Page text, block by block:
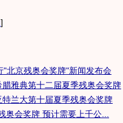
]
"北京残奥会奖牌"新闻发布会
雅典第十二届夏季残奥会奖牌
兰大第十届夏季残奥会奖牌
奥会奖牌 预计需要上千公...